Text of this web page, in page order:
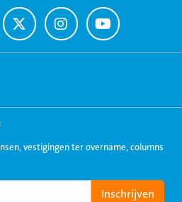
Ga
naar
Twitter
Ga
naar
Instagram
Ga
naar
Youtube
vestigingen ter overname, columns